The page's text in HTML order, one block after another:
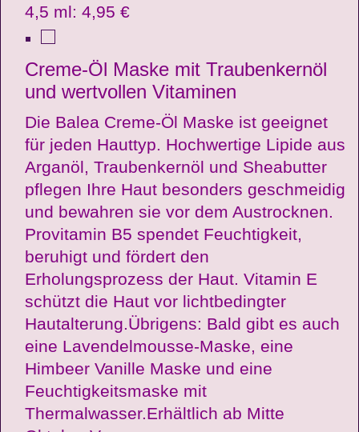
4,5 ml: 4,95 €
Creme-Öl Maske mit Traubenkernöl
und wertvollen Vitaminen
Die Balea Creme-Öl Maske ist geeignet
für jeden Hauttyp. Hochwertige Lipide aus
Arganöl, Traubenkernöl und Sheabutter
pflegen Ihre Haut besonders geschmeidig
und bewahren sie vor dem Austrocknen.
Provitamin B5 spendet Feuchtigkeit,
beruhigt und fördert den
Erholungsprozess der Haut. Vitamin E
schützt die Haut vor lichtbedingter
Hautalterung.Übrigens: Bald gibt es auch
eine Lavendelmousse-Maske, eine
Himbeer Vanille Maske und eine
Feuchtigkeitsmaske mit
Thermalwasser.Erhältlich ab Mitte